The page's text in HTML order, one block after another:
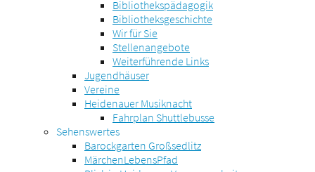
Bibliothekspädagogik
Bibliotheksgeschichte
Wir für Sie
Stellenangebote
Weiterführende Links
Jugendhäuser
Vereine
Heidenauer Musiknacht
Fahrplan Shuttlebusse
Sehenswertes
Barockgarten Großsedlitz
MärchenLebensPfad